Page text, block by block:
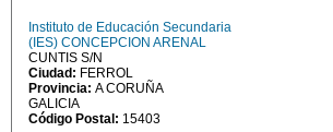
Instituto de Educación Secundaria
(IES) CONCEPCION ARENAL
CUNTIS S/N
Ciudad: FERROL
Provincia: A CORUÑA
GALICIA
Código Postal: 15403